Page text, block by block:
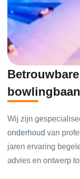
bowlingbaan
Wij zijn
onderhoud van
jaren ervaring
advies en ontwerp